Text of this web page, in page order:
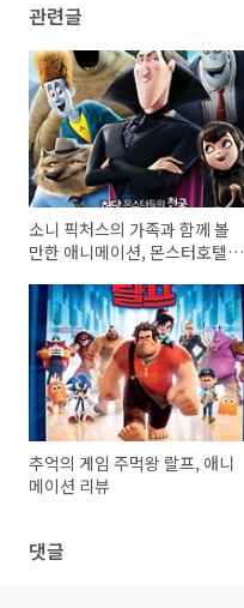
관련글
소니 픽처스의 가족과 함께 볼
만한 애니메이션, 몬스터호텔4 :
추억의 게임 주먹왕 랄프, 애니
메이션 리뷰
댓글